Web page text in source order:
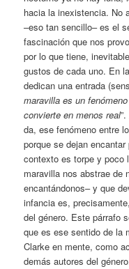
hacia la inexistencia. No
–eso tan sencillo– es el
fascinación que nos
por lo que tiene,
gustos de cada uno. En
dedican una entrada
maravilla es un
convierte en menos real
da, ese fenómeno entre
porque se dejan
contexto es torpe y poco
maravilla nos abstrae de
encantándonos– y que
infancia es,
del género. Este párrafo
que es ese sentido de la
Clarke en mente, como
demás autores del